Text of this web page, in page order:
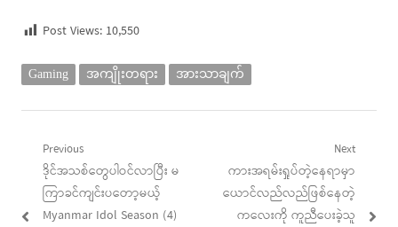
Post Views: 10,550
Gaming အကျိုးတရား အားသာချက်
Post
navigation
Previous
Previous
post:
ဒိုင်အသစ်တွေပါဝင်လာပြီး မ
ကြာခင်ကျင်းပတော့မယ့်
Myanmar Idol Season (4)
Next
Next
post:
ကားအရမ်းရှုပ်တဲ့နေရာမှာ
ယောင်လည်လည်ဖြစ်နေတဲ့
ကလေးကို ကူညီပေးခဲ့သူ